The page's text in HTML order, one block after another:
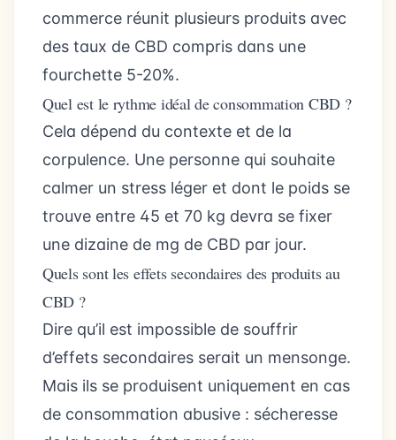
commerce réunit plusieurs produits avec
des taux de CBD compris dans une
fourchette 5-20%.
Quel est le rythme idéal de consommation CBD ?
Cela dépend du contexte et de la
corpulence. Une personne qui souhaite
calmer un stress léger et dont le poids se
trouve entre 45 et 70 kg devra se fixer
une dizaine de mg de CBD par jour.
Quels sont les effets secondaires des produits au
CBD ?
Dire qu’il est impossible de souffrir
d’effets secondaires serait un mensonge.
Mais ils se produisent uniquement en cas
de consommation abusive : sécheresse